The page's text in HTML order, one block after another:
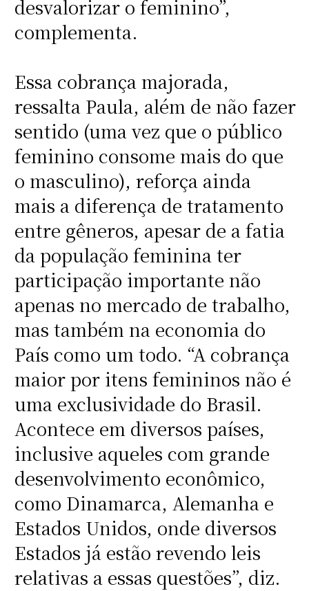
desvalorizar o feminino”,
complementa.
Essa cobrança majorada,
ressalta Paula, além de não fazer
sentido (uma vez que o público
feminino consome mais do que
o masculino), reforça ainda
mais a diferença de tratamento
entre gêneros, apesar de a fatia
da população feminina ter
participação importante não
apenas no mercado de trabalho,
mas também na economia do
País como um todo. “A cobrança
maior por itens femininos não é
uma exclusividade do Brasil.
Acontece em diversos países,
inclusive aqueles com grande
desenvolvimento econômico,
como Dinamarca, Alemanha e
Estados Unidos, onde diversos
Estados já estão revendo leis
relativas a essas questões”, diz.